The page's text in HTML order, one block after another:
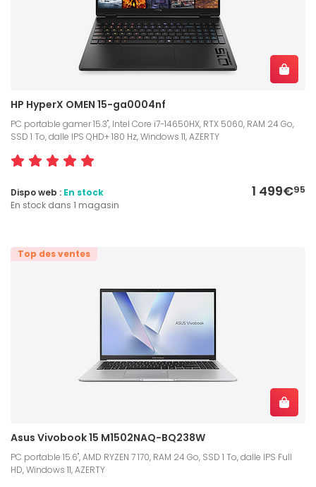
HP HyperX OMEN 15-ga0004nf
PC portable gamer 15.3", Intel Core i7-14650HX, RTX 5060, RAM 24 Go,
SSD 1 To, dalle IPS QHD+ 180 Hz, Windows 11, AZERTY
1 499€95
Dispo web : En stock
En stock dans 1 magasin
Top des ventes
Asus Vivobook 15 M1502NAQ-BQ238W
PC portable 15.6", AMD RYZEN 7 170, RAM 24 Go, SSD 1 To, dalle IPS Full
HD, Windows 11, AZERTY